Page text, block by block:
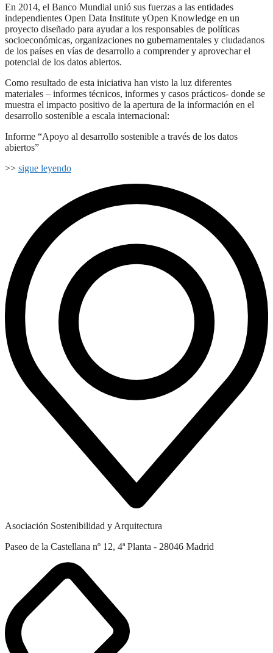
En 2014, el Banco Mundial unió sus fuerzas a las entidades
independientes Open Data Institute yOpen Knowledge en un
proyecto diseñado para ayudar a los responsables de políticas
socioeconómicas, organizaciones no gubernamentales y ciudadanos
de los países en vías de desarrollo a comprender y aprovechar el
potencial de los datos abiertos.
Como resultado de esta iniciativa han visto la luz diferentes
materiales – informes técnicos, informes y casos prácticos- donde se
muestra el impacto positivo de la apertura de la información en el
desarrollo sostenible a escala internacional:
Informe “Apoyo al desarrollo sostenible a través de los datos
abiertos”
>> sigue leyendo
Asociación Sostenibilidad y Arquitectura
Paseo de la Castellana nº 12, 4ª Planta - 28046 Madrid